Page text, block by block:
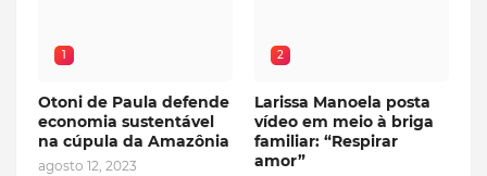
1
Otoni de Paula defende
economia sustentável
na cúpula da Amazônia
agosto 12, 2023
2
Larissa Manoela posta
vídeo em meio à briga
familiar: “Respirar
amor”